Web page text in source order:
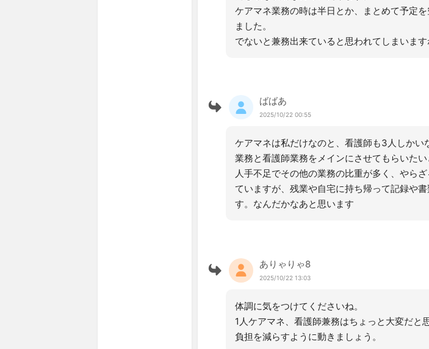
ケアマネ業務の時は半日とか、まとめて予定
ました。
でないと兼務出来ていると思われてしまいます
ばばあ
2025/10/22 00:55
ケアマネは私だけなのと、看護師も3人しかい
業務と看護師業務をメインにさせてもらいたい
人手不足でその他の業務の比重が多く、やら
ていますが、残業や自宅に持ち帰って記録や
す。なんだかなあと思います
ありゃりゃ8
2025/10/22 13:03
体調に気をつけてくださいね。
1人ケアマネ、看護師兼務はちょっと大変だと
負担を減らすように動きましょう。